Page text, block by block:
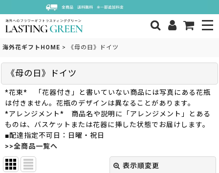
海外花ギフトHOME > 《母の日》ドイツ
《母の日》ドイツ
*花束* 「花器付き」と書いていない商品には写真にある花瓶
は付きません。花瓶のデザインは異なることがあります。
*アレンジメント* 商品名や説明に「アレンジメント」とある
ものは、バスケットまたは花器に挿した状態でお届けします。
■配達指定不可日：日曜・祝日
>>全商品一覧へ
表示順変更